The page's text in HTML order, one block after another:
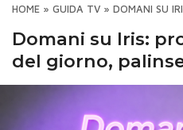
HOME » GUIDA TV » DOMANI SU
Domani su Iris:
del giorno,